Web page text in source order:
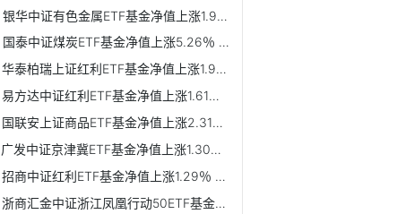
银华中证有色金属ETF基金净值上涨1.91％ 场内价格溢价率为0.08%
国泰中证煤炭ETF基金净值上涨5.26％ 场内价格溢价率为0.00%
华泰柏瑞上证红利ETF基金净值上涨1.99％ 场内价格溢价率为-0.12%
易方达中证红利ETF基金净值上涨1.61％ 场内价格溢价率为-0.27%
国联安上证商品ETF基金净值上涨2.31％ 场内价格溢价率为0.03%
广发中证京津冀ETF基金净值上涨1.30％ 场内价格溢价率为-0.36%
招商中证红利ETF基金净值上涨1.29％ 场内价格溢价率为-0.27%
浙商汇金中证浙江凤凰行动50ETF基金净值上涨1.32％ 场内价格...